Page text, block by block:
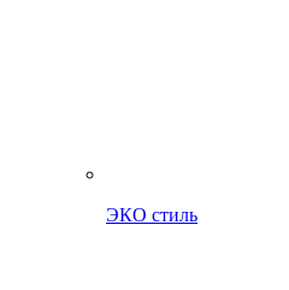
ЭКО стиль